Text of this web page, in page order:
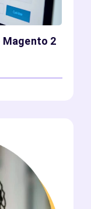
Magento 2